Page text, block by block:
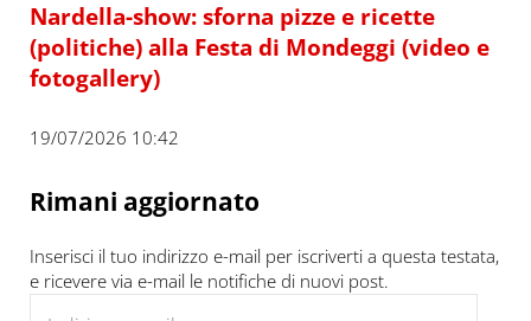
Nardella-show: sforna pizze e ricette
(politiche) alla Festa di Mondeggi (video e
fotogallery)
19/07/2026 10:42
Rimani aggiornato
Inserisci il tuo indirizzo e-mail per iscriverti a questa testata,
e ricevere via e-mail le notifiche di nuovi post.